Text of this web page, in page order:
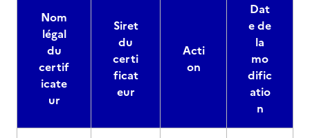
Nom
légal
du
certif
icate
ur
Siret
du
certi
ficat
eur
Acti
on
Dat
e de
la
mo
dific
atio
n